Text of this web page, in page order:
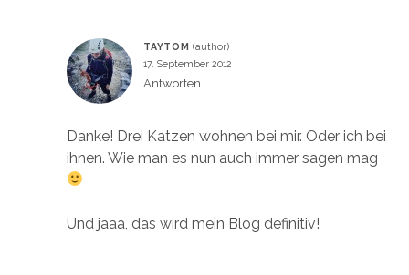
TAYTOM
17. September 2012
Antworten
Danke! Drei Katzen wohnen bei mir. Oder ich bei
ihnen. Wie man es nun auch immer sagen mag
Und jaaa, das wird mein Blog definitiv!